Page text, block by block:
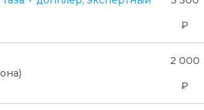
₽
2 000
₽